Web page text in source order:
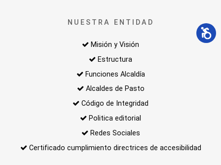
NUESTRA ENTIDAD
Misión y Visión
Estructura
Funciones Alcaldía
Alcaldes de Pasto
Código de Integridad
Politica editorial
Redes Sociales
Certificado cumplimiento directrices de accesibilidad